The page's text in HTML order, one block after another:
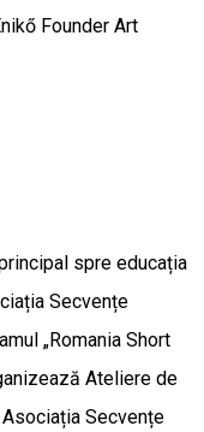
Founder Art
spre educația
Secvențe
„Romania Short
Ateliere de
Secvențe